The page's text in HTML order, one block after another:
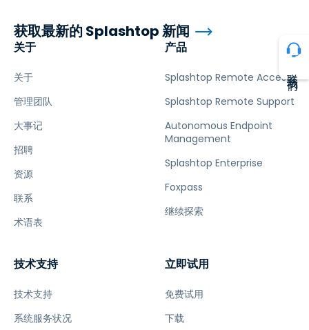
关于
关于
管理团队
大事记
招聘
资源
联系
术语表
产品
Splashtop Remote Access
Splashtop Remote Support
Autonomous Endpoint
Management
Splashtop Enterprise
Foxpass
继续探索
技术支持
技术支持
系统服务状况
立即试用
免费试用
下载
获取最新的 Splashtop 新闻